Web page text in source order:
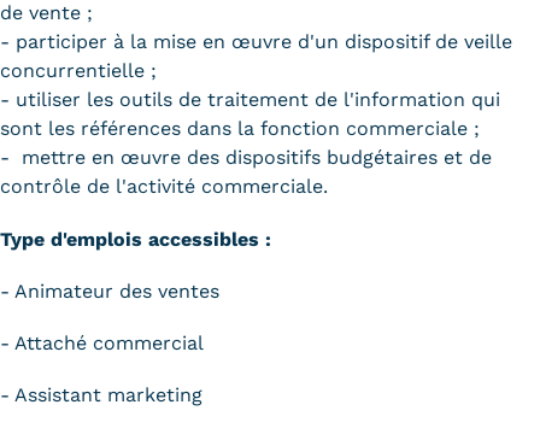
de vente ;
- participer à la mise en œuvre d'un dispositif de veille
concurrentielle ;
- utiliser les outils de traitement de l'information qui
sont les références dans la fonction commerciale ;
- mettre en œuvre des dispositifs budgétaires et de
contrôle de l'activité commerciale.
Type d'emplois accessibles :
- Animateur des ventes
- Attaché commercial
- Assistant marketing